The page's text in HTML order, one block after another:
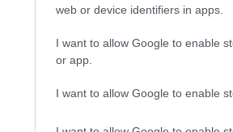
web or device identifiers in apps.
I want to allow Google to enable
or app.
I want to allow Google to enable